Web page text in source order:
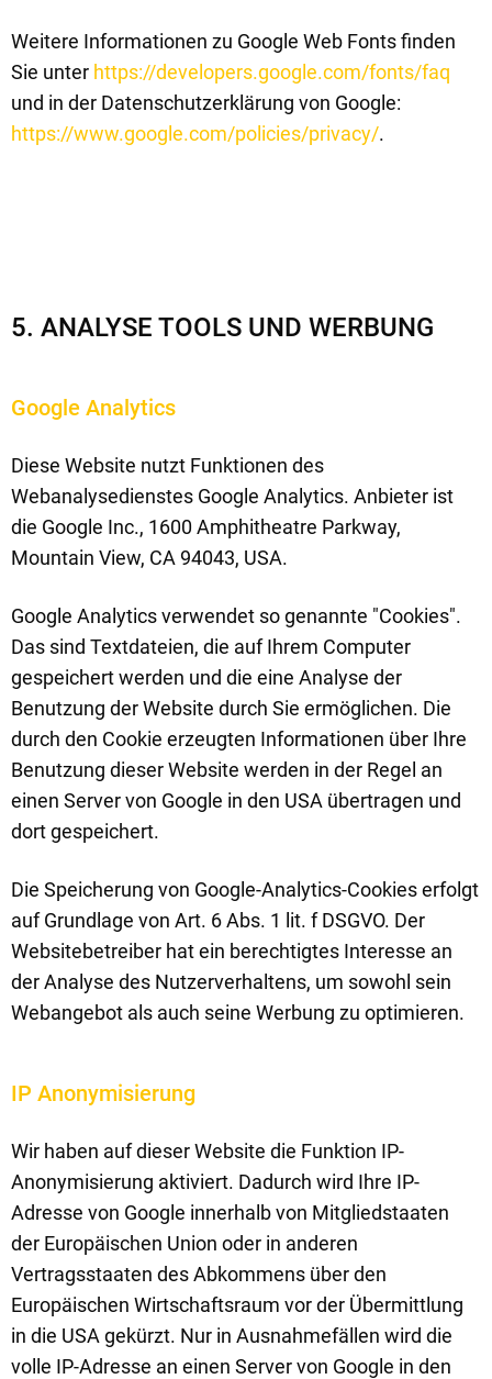
Weitere Informationen zu Google Web Fonts finden
Sie unter https://developers.google.com/fonts/faq
und in der Datenschutzerklärung von Google:
https://www.google.com/policies/privacy/.
5. ANALYSE TOOLS UND WERBUNG
Google Analytics
Diese Website nutzt Funktionen des
Webanalysedienstes Google Analytics. Anbieter ist
die Google Inc., 1600 Amphitheatre Parkway,
Mountain View, CA 94043, USA.
Google Analytics verwendet so genannte "Cookies".
Das sind Textdateien, die auf Ihrem Computer
gespeichert werden und die eine Analyse der
Benutzung der Website durch Sie ermöglichen. Die
durch den Cookie erzeugten Informationen über Ihre
Benutzung dieser Website werden in der Regel an
einen Server von Google in den USA übertragen und
dort gespeichert.
Die Speicherung von Google-Analytics-Cookies erfolgt
auf Grundlage von Art. 6 Abs. 1 lit. f DSGVO. Der
Websitebetreiber hat ein berechtigtes Interesse an
der Analyse des Nutzerverhaltens, um sowohl sein
Webangebot als auch seine Werbung zu optimieren.
IP Anonymisierung
Wir haben auf dieser Website die Funktion IP-
Anonymisierung aktiviert. Dadurch wird Ihre IP-
Adresse von Google innerhalb von Mitgliedstaaten
der Europäischen Union oder in anderen
Vertragsstaaten des Abkommens über den
Europäischen Wirtschaftsraum vor der Übermittlung
in die USA gekürzt. Nur in Ausnahmefällen wird die
volle IP-Adresse an einen Server von Google in den